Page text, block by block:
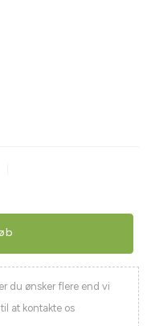
du ønsker flere end vi
at kontakte os